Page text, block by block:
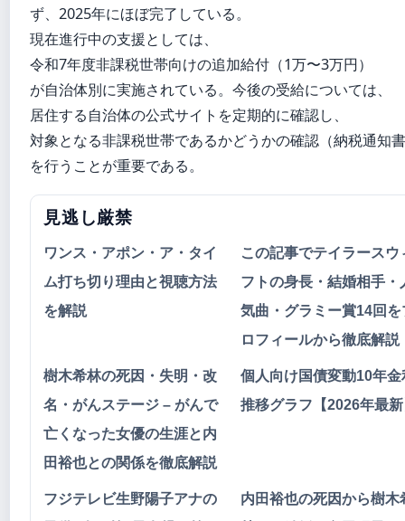
ず、2025年にほぼ完了している。
現在進行中の支援としては、
令和7年度非課税世帯向けの追加給付（1万〜3万円）
が自治体別に実施されている。今後の受給については、
居住する自治体の公式サイトを定期的に確認し、
対象となる非課税世帯であるかどうかの確認（納税通知
を行うことが重要である。
見逃し厳禁
ワンス・アポン・ア・タイ
ム打ち切り理由と視聴方法
を解説
この記事でテイラースウ
フトの身長・結婚相手・
気曲・グラミー賞14回を
ロフィールから徹底解説
樹木希林の死因・失明・改
名・がんステージ – がんで
亡くなった女優の生涯と内
田裕也との関係を徹底解説
個人向け国債変動10年金
推移グラフ【2026年最
フジテレビ生野陽子アナの
内田裕也の死因から樹木